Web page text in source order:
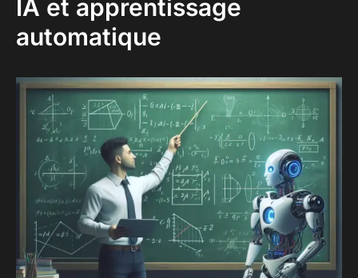
IA et apprentissage
automatique